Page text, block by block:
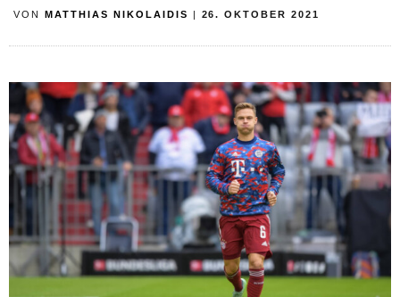
VON MATTHIAS NIKOLAIDIS | 26. OKTOBER 2021